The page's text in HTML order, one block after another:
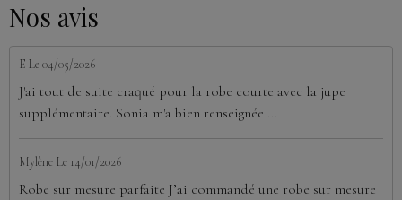
Nos avis
E Le 04/05/2026
J'ai tout de suite craqué pour la robe courte avec la jupe
supplémentaire. Sonia m'a bien renseignée ...
Mylène Le 14/01/2026
Robe sur mesure parfaite J’ai commandé une robe sur mesure